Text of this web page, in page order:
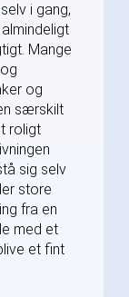
i gang,
Mange
og
særskilt
roligt
sig selv
store
fra en
med et
et fint